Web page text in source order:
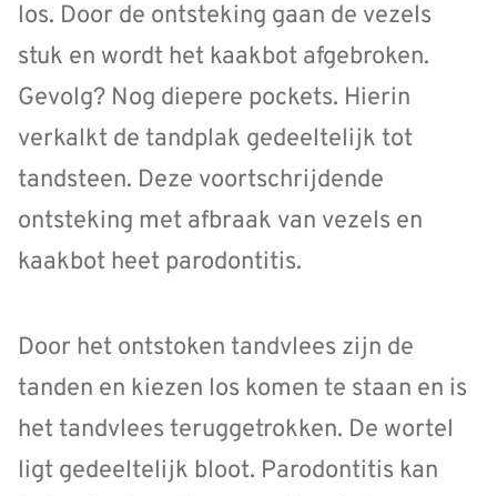
los. Door de ontsteking gaan de vezels
stuk en wordt het kaakbot afgebroken.
Gevolg? Nog diepere pockets. Hierin
verkalkt de tandplak gedeeltelijk tot
tandsteen. Deze voortschrijdende
ontsteking met afbraak van vezels en
kaakbot heet parodontitis.
Door het ontstoken tandvlees zijn de
tanden en kiezen los komen te staan en is
het tandvlees teruggetrokken. De wortel
ligt gedeeltelijk bloot. Parodontitis kan